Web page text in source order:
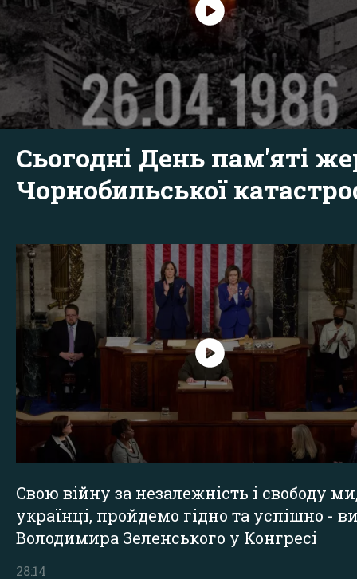
Сьогодні День пам'яті
Чорнобильської
Свою війну за незалежність і свободу
українці, пройдемо гідно та успішно -
Володимира Зеленського у Конгресі
28:14